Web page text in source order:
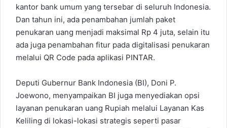
kantor bank umum yang tersebar di seluruh Indonesia.
Dan tahun ini, ada penambahan jumlah paket
penukaran uang menjadi maksimal Rp 4 juta, selain itu
ada juga penambahan fitur pada digitalisasi penukaran
melalui QR Code pada aplikasi PINTAR.
Deputi Gubernur Bank Indonesia (BI), Doni P.
Joewono, menyampaikan BI juga menyediakan opsi
layanan penukaran uang Rupiah melalui Layanan Kas
Keliling di lokasi-lokasi strategis seperti pasar